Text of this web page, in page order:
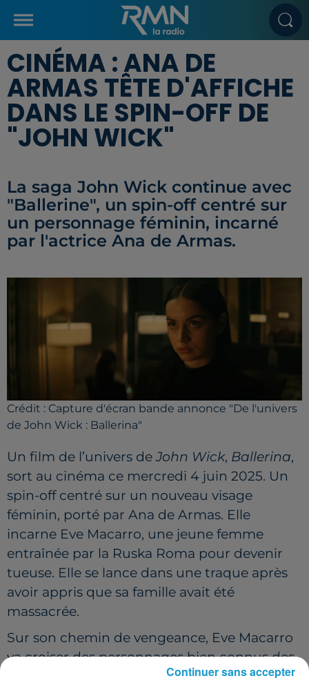
CINÉMA : ANA DE
ARMAS TÊTE D'AFFICHE
DANS LE SPIN-OFF DE
"JOHN WICK"
La saga John Wick continue avec
"Ballerine", un spin-off centré sur
un personnage féminin, incarné
par l'actrice Ana de Armas.
Crédit : Capture d'écran bande annonce "De l'univers
de John Wick : Ballerina"
Un film de l’univers deJohn Wick, Ballerina,
sort au cinéma ce mercredi 4 juin 2025. Un
spin-off centré sur un nouveau visage
féminin, porté par Ana de Armas. Elle
incarne Eve Macarro, une jeune femme
entraînée par la Ruska Roma pour devenir
tueuse. Elle se lance dans une traque après
avoir appris que sa famille avait été
massacrée.
Sur son chemin de vengeance, Eve Macarro
va croiser des personnages bien connus des
fans de la saga, dont John Wick, interprété
Continuer sans accepter